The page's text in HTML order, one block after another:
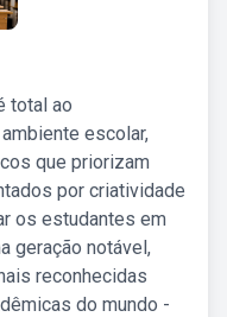
total ao
escolar,
que priorizam
por criatividade
os estudantes em
geração notável,
reconhecidas
do mundo -